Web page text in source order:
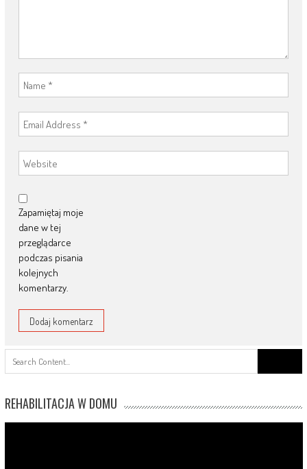
Zapamiętaj moje
dane w tej
przeglądarce
podczas pisania
kolejnych
komentarzy.
for:
REHABILITACJA W DOMU